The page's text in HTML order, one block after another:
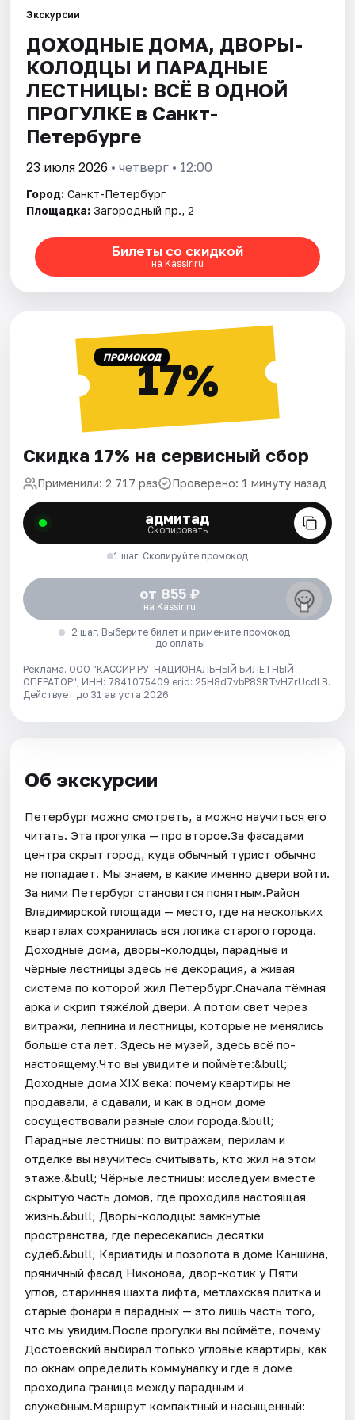
Города
Площадки
Артисты
Рейтинги
Экскурсии
ДОХОДНЫЕ ДОМА, ДВОРЫ-
КОЛОДЦЫ И ПАРАДНЫЕ
ЛЕСТНИЦЫ: ВСЁ В ОДНОЙ
ПРОГУЛКЕ в Санкт-
Петербурге
23 июля 2026 • четверг • 12:00
Город: Санкт-Петербург
Площадка: Загородный пр., 2
Билеты со скидкой
на Kassir.ru
ПРОМОКОД17%
Скидка 17% на сервисный сбор
Применили: 2 717 раз Проверено: 1 минуту назад
адмитад
Скопировать
1 шаг. Скопируйте промокод
от 855 ₽
на Kassir.ru
2 шаг. Выберите билет и примените промокод
до оплаты
Реклама. ООО "КАССИР.РУ-НАЦИОНАЛЬНЫЙ БИЛЕТНЫЙ
ОПЕРАТОР", ИНН: 7841075409 erid: 25H8d7vbP8SRTvHZrUcdLB.
Действует до 31 августа 2026
Об экскурсии
Петербург можно смотреть, а можно научиться его
читать. Эта прогулка — про второе.За фасадами
центра скрыт город, куда обычный турист обычно
не попадает. Мы знаем, в какие именно двери войти.
За ними Петербург становится понятным.Район
Владимирской площади — место, где на нескольких
кварталах сохранилась вся логика старого города.
Доходные дома, дворы-колодцы, парадные и
чёрные лестницы здесь не декорация, а живая
система по которой жил Петербург.Сначала тёмная
арка и скрип тяжёлой двери. А потом свет через
витражи, лепнина и лестницы, которые не менялись
больше ста лет. Здесь не музей, здесь всё по-
настоящему.Что вы увидите и поймёте:&bull;
Доходные дома XIX века: почему квартиры не
продавали, а сдавали, и как в одном доме
сосуществовали разные слои города.&bull;
Парадные лестницы: по витражам, перилам и
отделке вы научитесь считывать, кто жил на этом
этаже.&bull; Чёрные лестницы: исследуем вместе
скрытую часть домов, где проходила настоящая
жизнь.&bull; Дворы-колодцы: замкнутые
пространства, где пересекались десятки
судеб.&bull; Кариатиды и позолота в доме Каншина,
пряничный фасад Никонова, двор-котик у Пяти
углов, старинная шахта лифта, метлахская плитка и
старые фонари в парадных — это лишь часть того,
что мы увидим.После прогулки вы поймёте, почему
Достоевский выбирал только угловые квартиры, как
по окнам определить коммуналку и где в доме
проходила граница между парадным и
служебным.Маршрут компактный и насыщенный: